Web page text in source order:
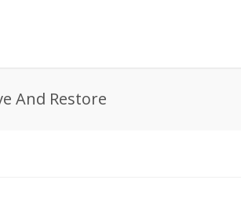
And Restore